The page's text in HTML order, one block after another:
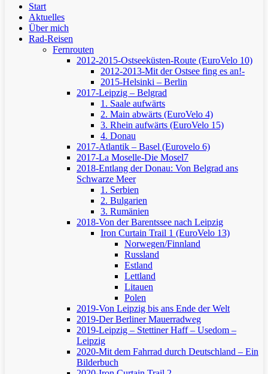
Start
Aktuelles
Über mich
Rad-Reisen
Fernrouten
2012-2015-Ostseeküsten-Route (EuroVelo 10)
2012-2013-Mit der Ostsee fing es an!-
2015-Helsinki – Berlin
2017-Leipzig – Belgrad
1. Saale aufwärts
2. Main abwärts (EuroVelo 4)
3. Rhein aufwärts (EuroVelo 15)
4. Donau
2017-Atlantik – Basel (Eurovelo 6)
2017-La Moselle-Die Mosel7
2018-Entlang der Donau: Von Belgrad ans
Schwarze Meer
1. Serbien
2. Bulgarien
3. Rumänien
2018-Von der Barentssee nach Leipzig
Iron Curtain Trail 1 (EuroVelo 13)
Norwegen/Finnland
Russland
Estland
Lettland
Litauen
Polen
2019-Von Leipzig bis ans Ende der Welt
2019-Der Berliner Mauerradweg
2019-Leipzig – Stettiner Haff – Usedom –
Leipzig
2020-Mit dem Fahrrad durch Deutschland – Ein
Bilderbuch